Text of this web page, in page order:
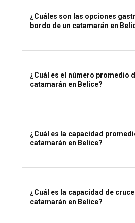
¿Qué licencia necesito para
deberías poseer una licencia de
reconocida o certificación, junto con
empresa de alquiler también
Belice?
¿Cuáles son las opciones
bordo de un catamarán en
¿Cuál es el número promedio
catamarán en Belice?
¿Cuál es la capacidad
catamarán en Belice?
¿Cuál es la capacidad de
catamarán en Belice?